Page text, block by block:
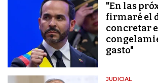
"En las
firmaré el
concretar
gasto"
JUDICIAL